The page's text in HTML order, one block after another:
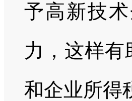
予高新技
力，这样
和企业所得